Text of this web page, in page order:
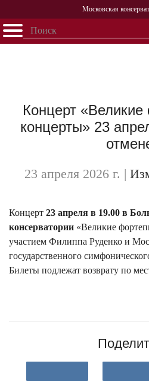
Московская
Открыть - закрыть
Концерт
концерты» 23
23 апреля 2026 г. |
Концерт 23 апреля в 19.00 в
консерватории «Великие
участием Филиппа Руденко и
государственного
Билеты подлежат возврату по